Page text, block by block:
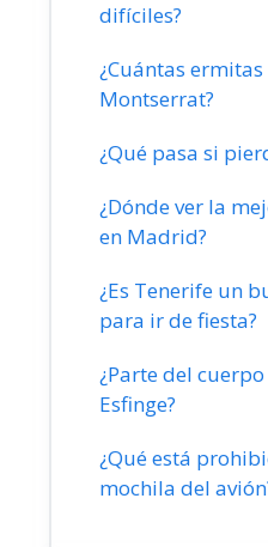
difíciles?
¿Cuántas
Montserrat?
¿Qué pasa si
¿Dónde ver la
en Madrid?
¿Es Tenerife un
para ir de fiesta?
¿Parte del
Esfinge?
¿Qué está
mochila del